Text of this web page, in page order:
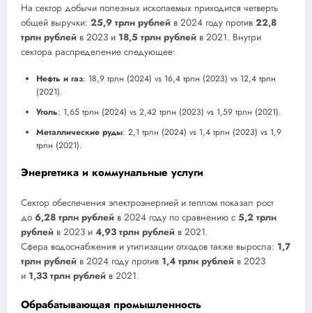
На сектор добычи полезных ископаемых приходится четверть
общей выручки: 25,9 трлн рублей в 2024 году против 22,8
трлн рублей в 2023 и 18,5 трлн рублей в 2021. Внутри
сектора распределение следующее:
Нефть и газ: 18,9 трлн (2024) vs 16,4 трлн (2023) vs 12,4 трлн
(2021).
Уголь: 1,65 трлн (2024) vs 2,42 трлн (2023) vs 1,59 трлн (2021).
Металлические руды: 2,1 трлн (2024) vs 1,4 трлн (2023) vs 1,9
трлн (2021).
Энергетика и коммунальные услуги
Сектор обеспечения электроэнергией и теплом показал рост
до 6,28 трлн рублей в 2024 году по сравнению с 5,2 трлн
рублей в 2023 и 4,93 трлн рублей в 2021.
Сфера водоснабжения и утилизации отходов также выросла: 1,7
трлн рублей в 2024 году против 1,4 трлн рублей в 2023
и 1,33 трлн рублей в 2021.
Обрабатывающая промышленность